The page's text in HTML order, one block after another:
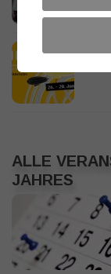
ALLE
JAHRES